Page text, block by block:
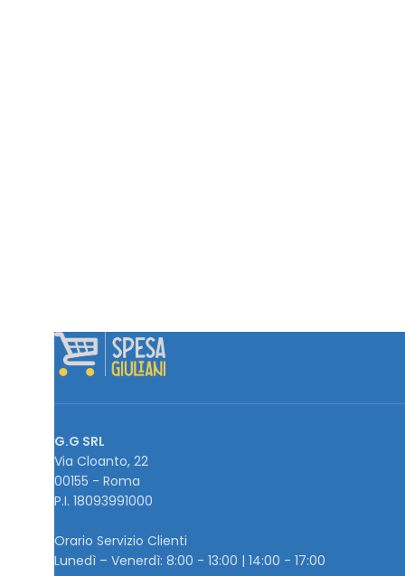
G.G SRL
Via Cloanto, 22
00155 - Roma
P.I. ‭18093991000
Orario Servizio Clienti
Lunedì – Venerdì: 8:00 - 13:00 | 14:00 - 17:00